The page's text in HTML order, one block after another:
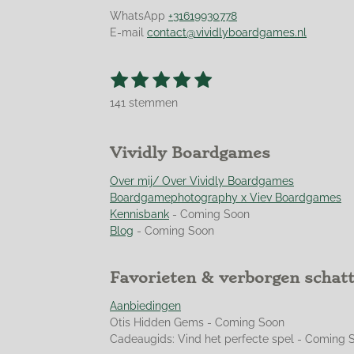
WhatsApp +31619930778
E-mail contact@vividlyboardgames.nl
R
t
n
g
:
4
.
9
3
4
6
0
1
s
r
2
s
r
r
e
n
3
s
r
r
e
n
4
s
r
r
e
n
5
r
r
e
n
S
n
141 stemmen
Vividly Boardgames
Over mij/ Over Vividly Boardgames
Boardgamephotography x Viev Boardgames
Kennisbank - Coming Soon
Blog - Coming Soon
Favorieten & verborgen
Aanbiedingen
Otis Hidden Gems - Coming Soon
Cadeaugids: Vind het perfecte spel - Coming